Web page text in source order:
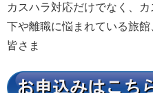
カスハラ対応だけでなく、
下や離職に悩まれている旅
皆さま